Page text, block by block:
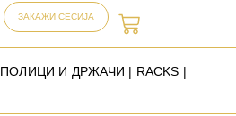
ЗАКАЖИ СЕСИЈА
ПОЛИЦИ И ДРЖАЧИ | RACKS |